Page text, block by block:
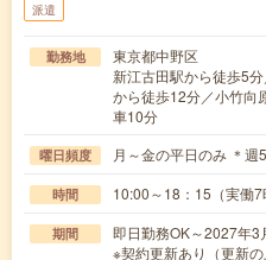
派遣
勤務地
東京都中野区
新江古田駅から徒歩5
から徒歩12分／小竹向
車10分
曜日頻度 月～金の平日のみ ＊週
時間 10:00～18：15（実働7
期間
即日勤務OK～
※契約更新あり（更新の